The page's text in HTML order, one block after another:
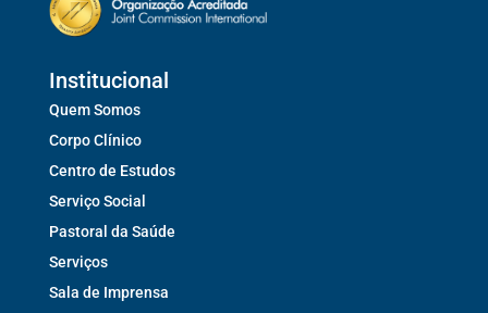
Institucional
Quem Somos
Corpo Clínico
Centro de Estudos
Serviço Social
Pastoral da Saúde
Serviços
Sala de Imprensa